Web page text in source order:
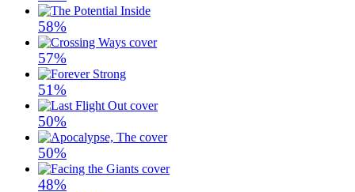
58%
57%
51%
50%
50%
48%